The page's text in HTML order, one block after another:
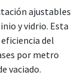
ajustables
y vidrio. Esta
del
por metro
vaciado.